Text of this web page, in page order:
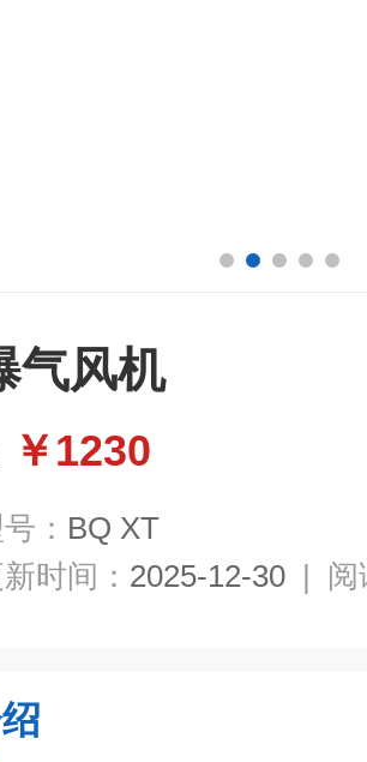
气风机
￥1230
： BQ XT
时间： 2025-12-30 | 阅